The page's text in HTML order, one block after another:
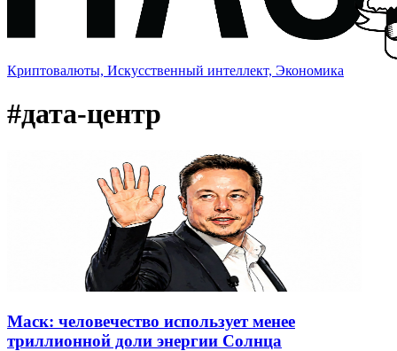
Криптовалюты, Искусственный интеллект, Экономика
#дата-центр
Маск: человечество использует менее
триллионной доли энергии Солнца